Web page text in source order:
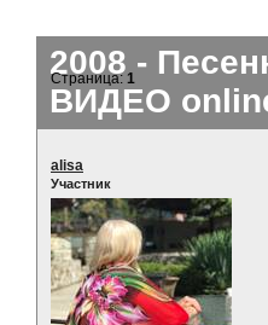
2008 -
ВИДЕО
Страница:1
alisa
Участник